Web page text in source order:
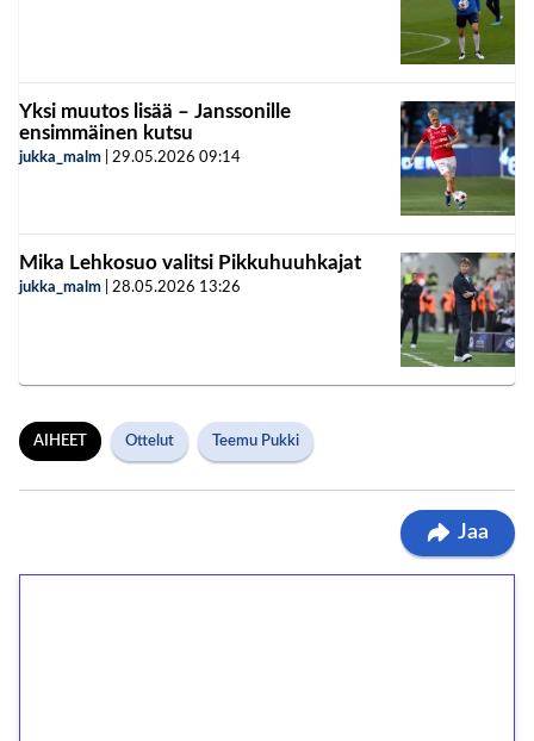
Yksi muutos lisää – Janssonille
ensimmäinen kutsu
jukka_malm 29.05.2026 09:14
Mika Lehkosuo valitsi Pikkuhuuhkajat
jukka_malm 28.05.2026 13:26
AIHEET Ottelut Teemu Pukki
Jaa